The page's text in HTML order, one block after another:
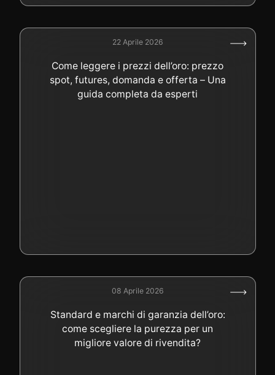
22 Aprile 2026
Come leggere i prezzi dell’oro: prezzo
spot, futures, domanda e offerta – Una
guida completa da esperti
08 Aprile 2026
Standard e marchi di garanzia dell’oro:
come scegliere la purezza per un
migliore valore di rivendita?